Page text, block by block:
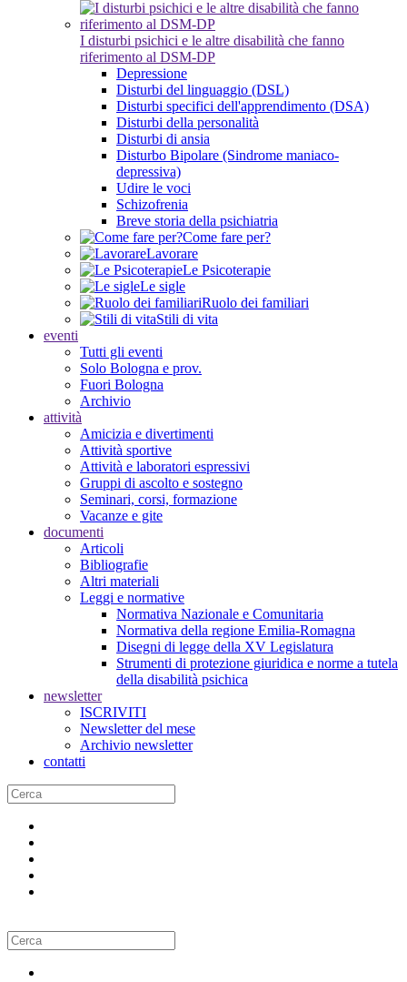
I disturbi psichici e le altre disabilità che fanno
riferimento al DSM-DP
Depressione
Disturbi del linguaggio (DSL)
Disturbi specifici dell'apprendimento (DSA)
Disturbi della personalità
Disturbi di ansia
Disturbo Bipolare (Sindrome maniaco-
depressiva)
Udire le voci
Schizofrenia
Breve storia della psichiatria
Come fare per?
Lavorare
Le Psicoterapie
Le sigle
Ruolo dei familiari
Stili di vita
eventi
Tutti gli eventi
Solo Bologna e prov.
Fuori Bologna
Archivio
attività
Amicizia e divertimenti
Attività sportive
Attività e laboratori espressivi
Gruppi di ascolto e sostegno
Seminari, corsi, formazione
Vacanze e gite
documenti
Articoli
Bibliografie
Altri materiali
Leggi e normative
Normativa Nazionale e Comunitaria
Normativa della regione Emilia-Romagna
Disegni di legge della XV Legislatura
Strumenti di protezione giuridica e norme a tutela
della disabilità psichica
newsletter
ISCRIVITI
Newsletter del mese
Archivio newsletter
contatti